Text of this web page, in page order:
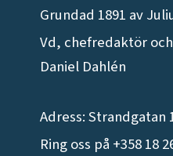
Grundad 1891 av
Vd, chefredaktör
Daniel Dahlén
Adress: Strandgatan
Ring oss på +358 18